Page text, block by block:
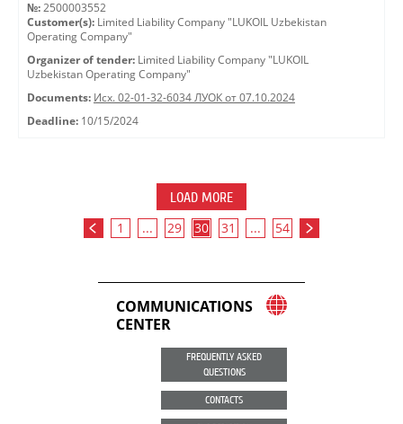
№: 2500003552
Customer(s): Limited Liability Company "LUKOIL Uzbekistan
Operating Company"
Organizer of tender: Limited Liability Company "LUKOIL
Uzbekistan Operating Company"
Documents: Исх. 02-01-32-6034 ЛУОК от 07.10.2024
Deadline: 10/15/2024
LOAD MORE
1 ... 29 30 31 ... 54
COMMUNICATIONS
CENTER
FREQUENTLY ASKED
QUESTIONS
CONTACTS